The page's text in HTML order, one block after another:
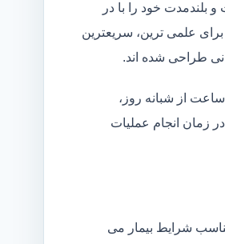
خود را با در
علمی ترین، سریعترین
طراحی شده اند.
ساعت از شبانه روز،
زمان انجام عملیات
شرایط بیمار می